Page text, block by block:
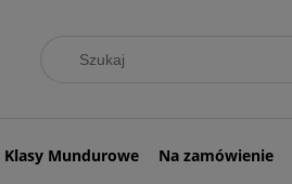
Klasy Mundurowe Na zamówienie